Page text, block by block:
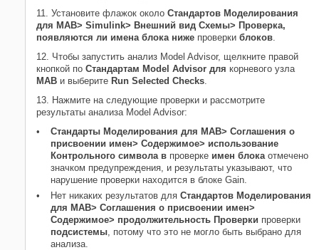
11. Установите флажок около Стандартов Моделирования
для MAB> Simulink> Внешний вид Схемы> Проверка,
появляются ли имена блока ниже проверки блоков
12. Чтобы запустить анализ Model Advisor, щелкните правой
кнопкой по Стандартам Model Advisor для корневого узла
MAB и выберите Run Selected Checks
13. Нажмите на следующие проверки и рассмотрите
результаты анализа Model Advisor:
Стандарты Моделирования для MAB> Соглашения о
присвоении имен> Содержимое> использование
Контрольного символа в проверке имен блока отмечено
значком предупреждения, и результаты указывают, что
нарушение проверки находится в блоке Gain.
Нет никаких результатов для Стандартов Моделирования
для MAB> Соглашения о присвоении имен>
Содержимое> продолжительность Проверки проверки
подсистемы , потому что это не могло быть выбрано для
анализа.